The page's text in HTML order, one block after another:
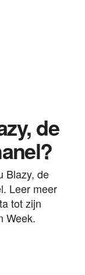
de
Blazy, de
Leer meer
tot zijn
Week.